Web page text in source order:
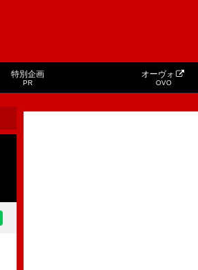
特別企画
PR
オーヴォ
OVO